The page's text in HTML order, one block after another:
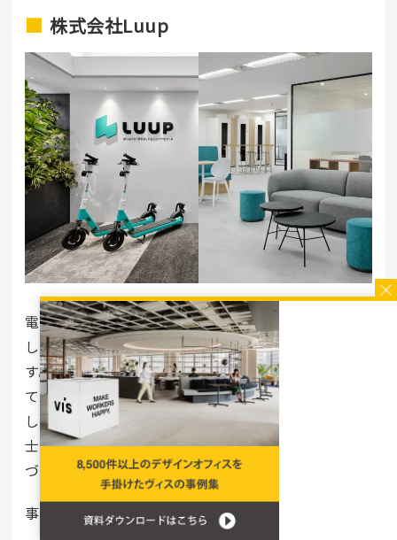
株式会社Luup
電動マイクロモビリティのシェアサービスを展開
し、急成長を遂げているスタートアップの事例で
す。事業の拡大という新たな一歩を支える場とし
て、東京都内に約197坪の開放的なオフィスを構えま
した。成長スピードの速い組織だからこそ、社員同
士が自然につながり、勢いを保ちながら働ける環境
づくりが意識された事例といえます。
事例の詳細はこちら：株式会社Luup